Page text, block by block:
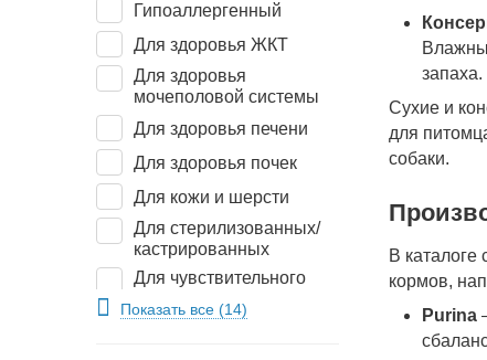
Сухие и
для
собаки.
В
кормов,
Purina
Гипоаллергенный
Для здоровья ЖКТ
Для здоровья
мочеполовой системы
Для здоровья печени
Для здоровья почек
Для кожи и шерсти
Для стерилизованных/
кастрированных
Для чувствительного
Показать все (14)